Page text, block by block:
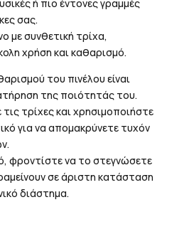
ή πιο έντονες γραμμές
σας.
με συνθετική τρίχα,
χρήση και καθαρισμό.
του πινέλου είναι
της ποιότητάς του.
τρίχες και χρησιμοποιήστε
για να απομακρύνετε τυχόν
φροντίστε να το στεγνώσετε
σε άριστη κατάσταση
διάστημα.